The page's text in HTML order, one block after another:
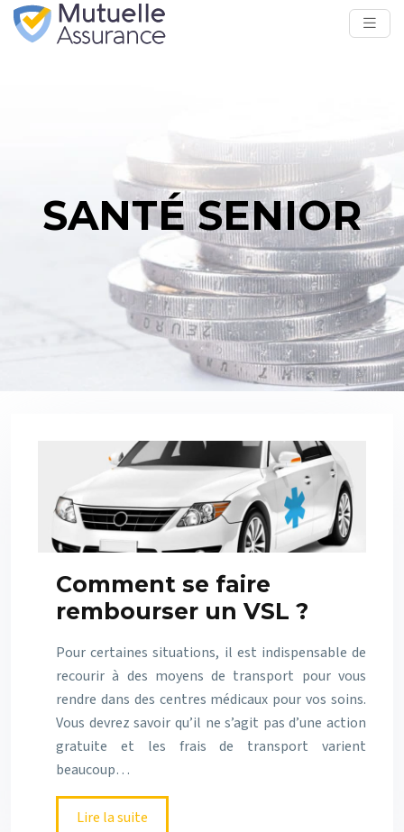
SANTÉ SENIOR
Comment se faire
rembourser un VSL ?
Pour certaines situations, il est indispensable de
recourir à des moyens de transport pour vous
rendre dans des centres médicaux pour vos soins.
Vous devrez savoir qu’il ne s’agit pas d’une action
gratuite et les frais de transport varient
beaucoup…
Lire la suite